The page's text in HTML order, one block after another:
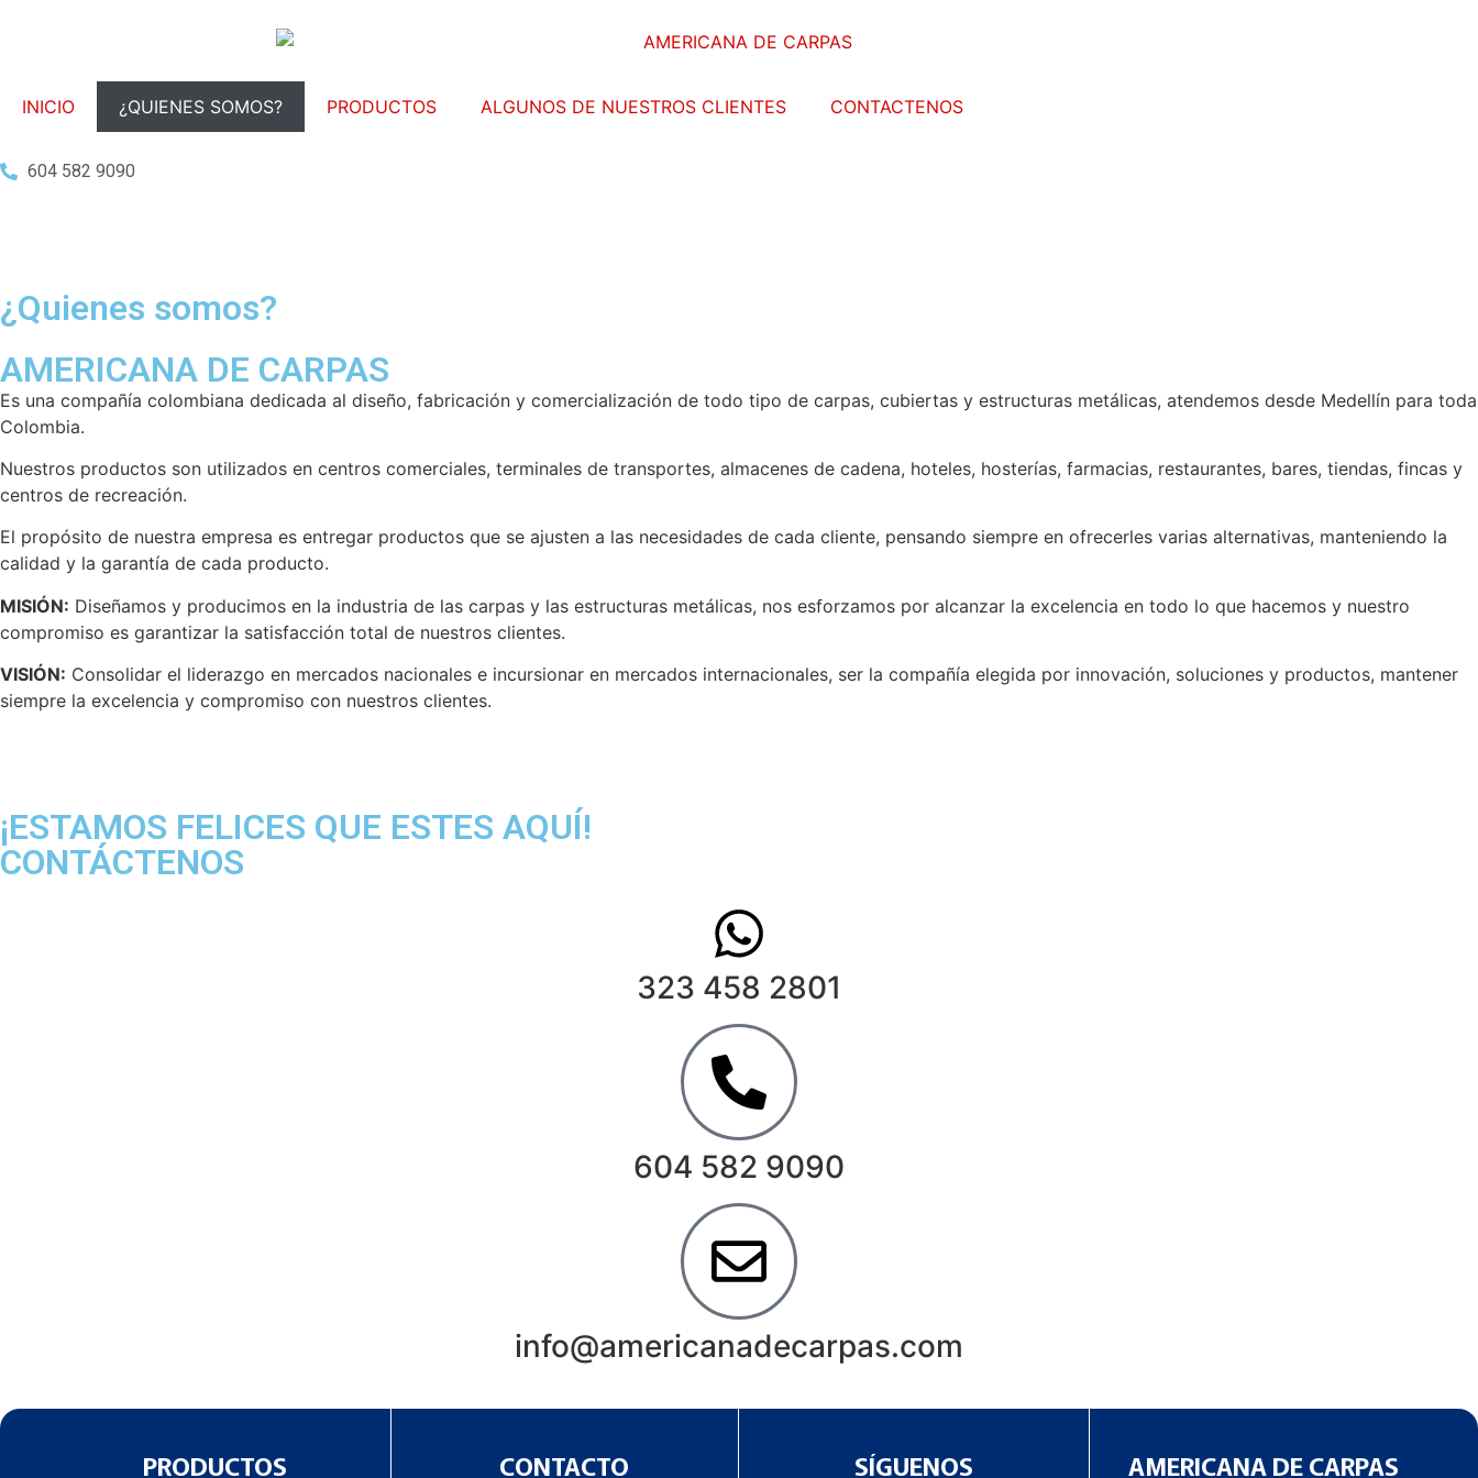
INICIO ¿QUIENES SOMOS? PRODUCTOS ALGUNOS DE NUESTROS CLIENTES CONTACTENOS
604 582 9090
¿Quienes somos?
AMERICANA DE CARPAS
Es una compañía colombiana dedicada al diseño, fabricación y comercialización de todo tipo de carpas, cubiertas y estructuras metálicas, atendemos desde Medellín para toda
Colombia.
Nuestros productos son utilizados en centros comerciales, terminales de transportes, almacenes de cadena, hoteles, hosterías, farmacias, restaurantes, bares, tiendas, fincas y
centros de recreación.
El propósito de nuestra empresa es entregar productos que se ajusten a las necesidades de cada cliente, pensando siempre en ofrecerles varias alternativas, manteniendo la
calidad y la garantía de cada producto.
MISIÓN: Diseñamos y producimos en la industria de las carpas y las estructuras metálicas, nos esforzamos por alcanzar la excelencia en todo lo que hacemos y nuestro
compromiso es garantizar la satisfacción total de nuestros clientes.
VISIÓN: Consolidar el liderazgo en mercados nacionales e incursionar en mercados internacionales, ser la compañía elegida por innovación, soluciones y productos, mantener
siempre la excelencia y compromiso con nuestros clientes.
¡ESTAMOS FELICES QUE ESTES AQUÍ!
CONTÁCTENOS
323 458 2801
604 582 9090
info@americanadecarpas.com
PRODUCTOS CONTACTO SÍGUENOS AMERICANA DE CARPAS